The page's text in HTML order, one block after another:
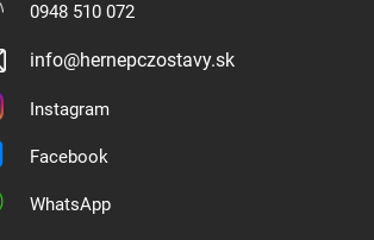
0948 510 072
info@hernepczostavy.sk
Instagram
Facebook
WhatsApp